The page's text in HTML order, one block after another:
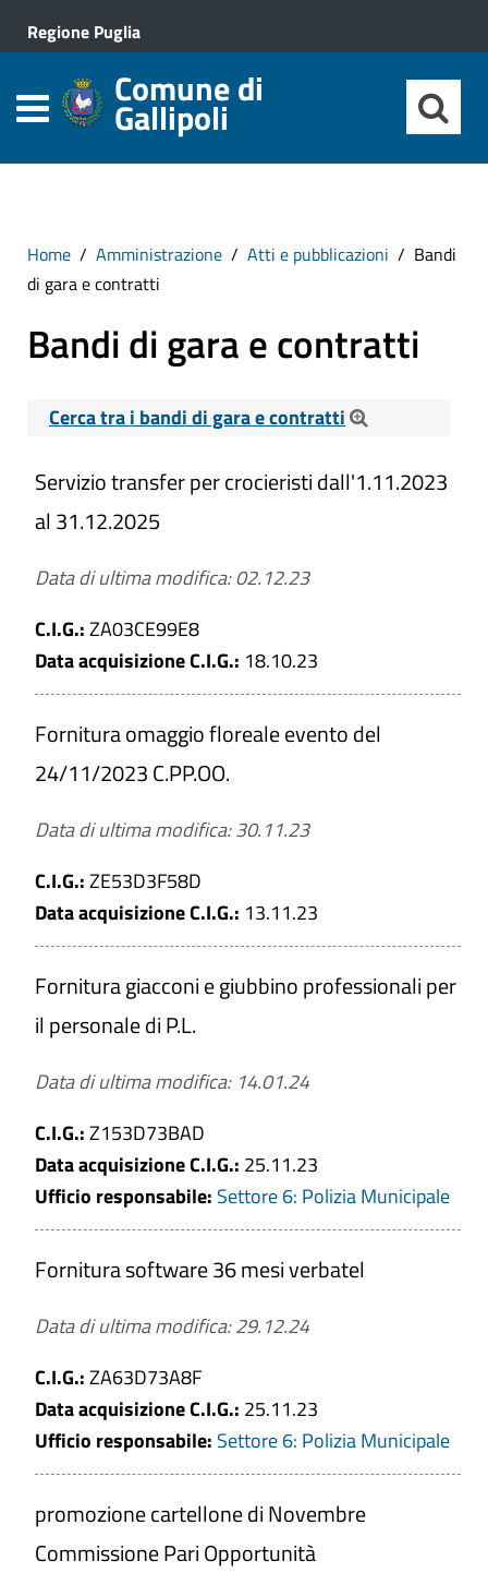
Regione Puglia
Comune di
Gallipoli
Home Amministrazione Atti e pubblicazioni
Bandi
di gara e contratti
Bandi di gara e contratti
Cerca tra i bandi di gara e contratti
Cerca tra i Bandi di gara e contratti
Titolo
Numero
C.I.G.
Tipologia di affidamento
Affidamento lavori
Affidamento servizi e forniture
Affidamento lavori settori speciali
speciali
Soglia
Affidamento sopra soglia
Periodo di validità del Bando
Da
Data acquisizione C.I.G.
Da
a
Servizio transfer per crocieristi dall'1.11.2023
al 31.12.2025
Data di ultima modifica: 02.12.23
C.I.G.:ZA03CE99E8
Data acquisizione C.I.G.: 18.10.23
Fornitura omaggio floreale evento del
24/11/2023 C.PP.OO.
Data di ultima modifica: 30.11.23
C.I.G.:ZE53D3F58D
Data acquisizione C.I.G.: 13.11.23
Fornitura giacconi e giubbino professionali per
il personale di P.L.
Data di ultima modifica: 14.01.24
C.I.G.:Z153D73BAD
Data acquisizione C.I.G.: 25.11.23
Ufficio responsabile: Settore 6: Polizia Municipale
Fornitura software 36 mesi verbatel
Data di ultima modifica: 29.12.24
C.I.G.:ZA63D73A8F
Data acquisizione C.I.G.: 25.11.23
Ufficio responsabile: Settore 6: Polizia Municipale
promozione cartellone di Novembre
Commissione Pari Opportunità